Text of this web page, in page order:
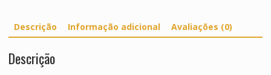
v
Descrição Informação adicional Avaliações (0)
Descrição